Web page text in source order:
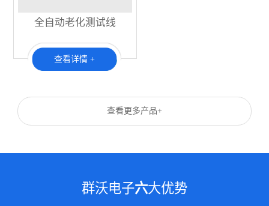
全自动老化测试线
查看详情 +
查看更多产品+
群沃电子六大优势